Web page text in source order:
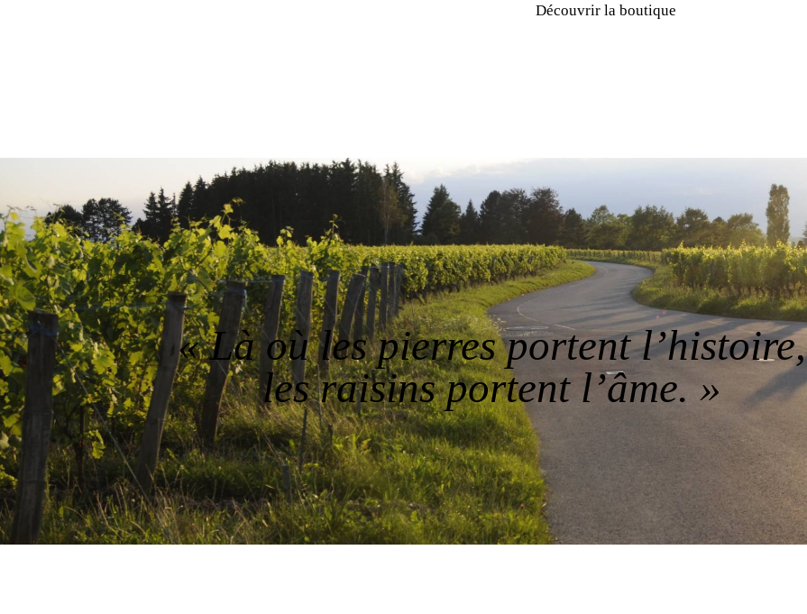
Découvrir la boutique
« Là où les pierres portent l’histoire,
les raisins portent l’âme. »